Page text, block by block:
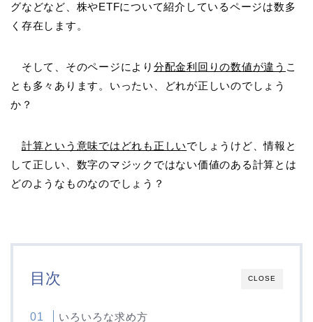
グなどなど、株やETFについて紹介しているページは数多
く存在します。
そして、そのページにより 分配金利回りの数値が違う こ
とも多々あります。いったい、どれが正しいのでしょう
か？
計算という意味ではどれも正しいでしょうけど、情報と
して正しい、数字のマジックではない価値のある計算とは
どのようなものなのでしょう？
CLOSE
目次
いろいろな求め方